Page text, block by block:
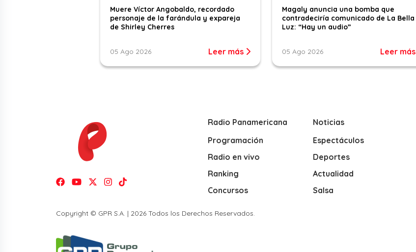
Muere Víctor Angobaldo, recordado
personaje de la farándula y expareja
de Shirley Cherres
05 Ago 2026 Leer más
Magaly anuncia una bomba que
contradeciría comunicado de La Bella
Luz: “Hay un audio”
05 Ago 2026 Leer más
Radio Panamericana
Programación
Radio en vivo
Ranking
Concursos
Noticias
Espectáculos
Deportes
Actualidad
Salsa
Copyright © GPR S.A. | 2026 Todos los Derechos Reservados.